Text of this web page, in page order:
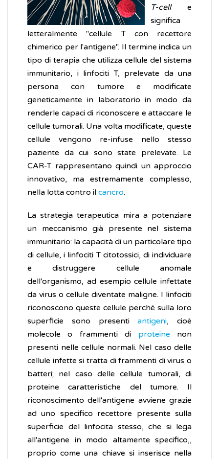
T-celle
significa
letteralmente "cellule T con recettore
chimerico per l'antigene". Il termine indica un
tipo di terapia che utilizza cellule del sistema
immunitario, i linfociti T, prelevate da una
persona con tumore e modificate
geneticamente in laboratorio in modo da
renderle capaci di riconoscere e attaccare le
cellule tumorali. Una volta modificate, queste
cellule vengono re-infuse nello stesso
paziente da cui sono state prelevate. Le
CAR-T rappresentano quindi un approccio
innovativo, ma estremamente complesso,
nella lotta contro il cancro.
La strategia terapeutica mira a potenziare
un meccanismo già presente nel sistema
immunitario: la capacità di un particolare tipo
di cellule, i linfociti T citotossici, di individuare
e distruggere cellule anomale
dell'organismo, ad esempio cellule infettate
da virus o cellule diventate maligne. I linfociti
riconoscono queste cellule perché sulla loro
superficie sono presentiantigeni, cioè
molecole o frammenti di proteine non
presenti nelle cellule normali. Nel caso delle
cellule infette si tratta di frammenti di virus o
batteri; nel caso delle cellule tumorali, di
proteine caratteristiche del tumore. Il
riconoscimento dell'antigene avviene grazie
ad uno specifico recettore presente sulla
superficie del linfocita stesso, che si lega
all'antigene in modo altamente specifico,,
proprio come una chiave si inserisce nella